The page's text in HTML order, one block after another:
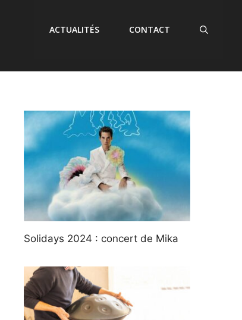
ACTUALITÉS CONTACT
Solidays 2024 : concert de Mika